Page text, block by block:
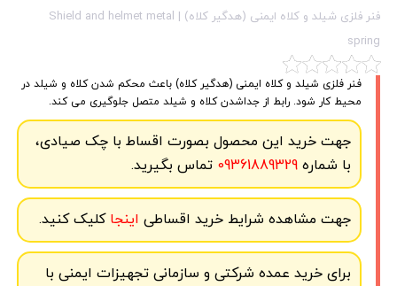
فنر فلزی شیلد و کلاه ایمنی (هدگیر کلاه) | Shield and helmet metal
spring
فنر فلزی شیلد و کلاه ایمنی (هدگیر کلاه) باعث محکم شدن کلاه و شیلد در
محیط کار شود. رابط از جداشدن کلاه و شیلد متصل جلوگیری می کند.
جهت خرید این محصول بصورت اقساط با چک صیادی،
با شماره09361889329 تماس بگیرید.
جهت مشاهده شرایط خرید اقساطی اینجاکلیک کنید.
برای خرید عمده شرکتی و سازمانی تجهیزات ایمنی با